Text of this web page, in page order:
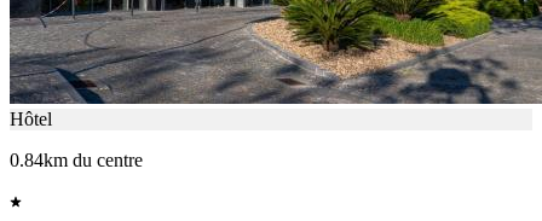
Hôtel
0.84km du centre